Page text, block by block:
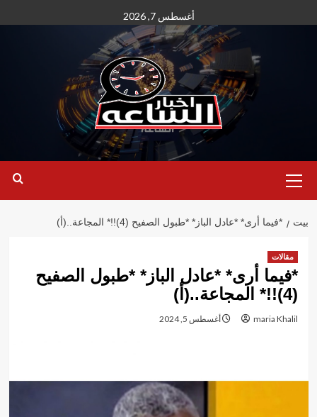
إلى
أغسطس 7, 2026
الأساسية
بيت *فيما أرى* *عادل الباز* *طبول الصفيح (4)!!* المجاعة..(أ)
مقالات
*فيما أرى* *عادل الباز* *طبول الصفيح
(4)!!* المجاعة..(أ)
maria Khalil أغسطس 5, 2024